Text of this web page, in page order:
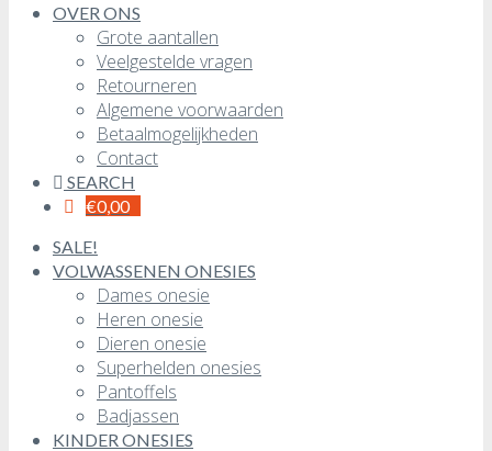
OVER ONS
Grote aantallen
Veelgestelde vragen
Retourneren
Algemene voorwaarden
Betaalmogelijkheden
Contact
SEARCH
€0,00
SALE!
VOLWASSENEN ONESIES
Dames onesie
Heren onesie
Dieren onesie
Superhelden onesies
Pantoffels
Badjassen
KINDER ONESIES